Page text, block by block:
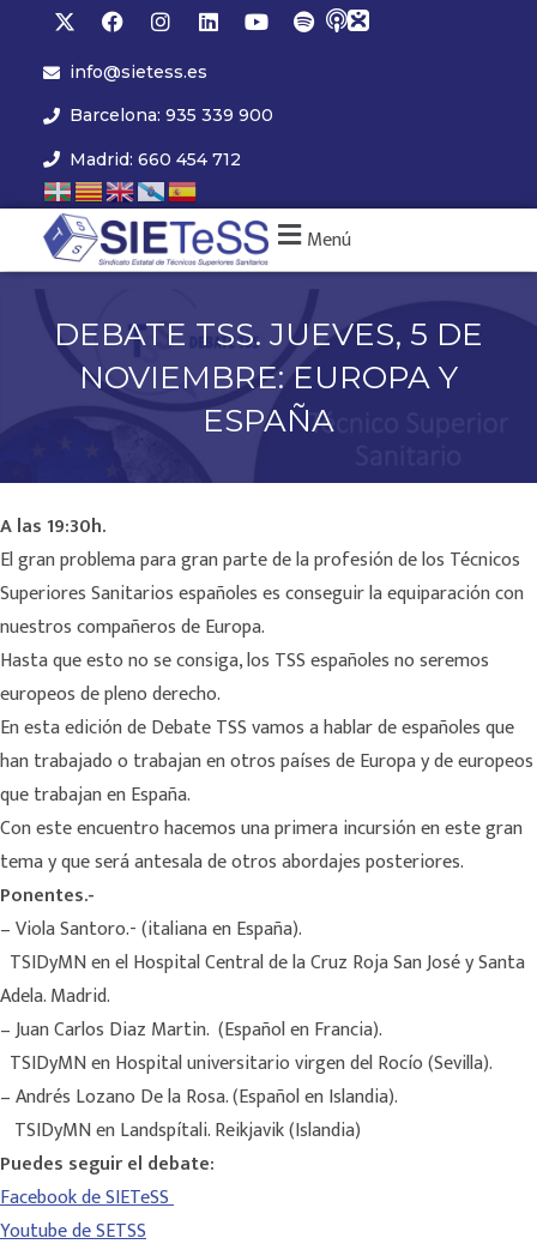
info@sietess.es
Barcelona: 935 339 900
Madrid: 660 454 712
Menú
DEBATE TSS. JUEVES, 5 DE
NOVIEMBRE: EUROPA Y
ESPAÑA
A las 19:30h.
El gran problema para gran parte de la profesión de los Técnicos
Superiores Sanitarios españoles es conseguir la equiparación con
nuestros compañeros de Europa.
Hasta que esto no se consiga, los TSS españoles no seremos
europeos de pleno derecho.
En esta edición de Debate TSS vamos a hablar de españoles que
han trabajado o trabajan en otros países de Europa y de europeos
que trabajan en España.
Con este encuentro hacemos una primera incursión en este gran
tema y que será antesala de otros abordajes posteriores.
Ponentes.-
– Viola Santoro.- (italiana en España).
TSIDyMN en el Hospital Central de la Cruz Roja San José y Santa
Adela. Madrid.
– Juan Carlos Diaz Martin. (Español en Francia).
TSIDyMN en Hospital universitario virgen del Rocío (Sevilla).
– Andrés Lozano De la Rosa. (Español en Islandia).
TSIDyMN en Landspítali. Reikjavik (Islandia)
Puedes seguir el debate:
Facebook de SIETeSS
Youtube de SETSS